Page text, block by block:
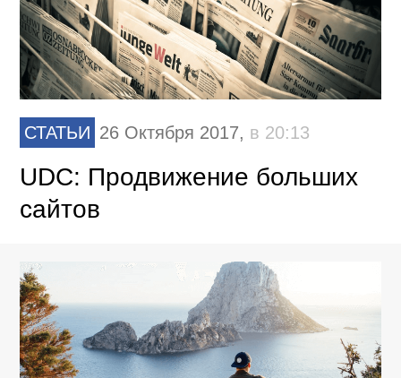
СТАТЬИ 26 Октября 2017, в 20:13
UDC: Продвижение больших
сайтов